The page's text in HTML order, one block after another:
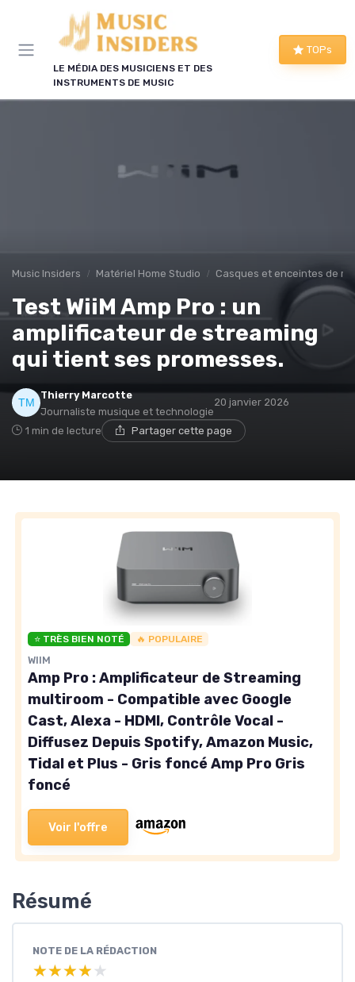
LE MÉDIA DES MUSICIENS ET DES
INSTRUMENTS DE MUSIC
TOPs
Music Insiders Matériel Home Studio Casques et enceintes de
Test WiiM Amp Pro : un
amplificateur de streaming
qui tient ses promesses.
Thierry Marcotte
Journaliste musique et technologie
20 janvier 2026
1 min de lecture Partager cette page
⭐ TRÈS BIEN NOTÉ 🔥 POPULAIRE
WIIM
Amp Pro : Amplificateur de Streaming
multiroom - Compatible avec Google
Cast, Alexa - HDMI, Contrôle Vocal -
Diffusez Depuis Spotify, Amazon Music,
Tidal et Plus - Gris foncé Amp Pro Gris
foncé
Voir l'offre
Résumé
NOTE DE LA RÉDACTION
★★★★★
★★★★★
Panneau de gestion des cookies